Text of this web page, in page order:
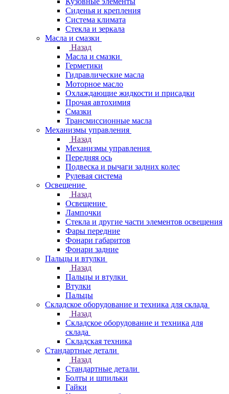
Сиденья и крепления
Система климата
Стекла и зеркала
Масла и смазки
Назад
Масла и смазки
Герметики
Гидравлические масла
Моторное масло
Охлаждающие жидкости и присадки
Прочая автохимия
Смазки
Трансмиссионные масла
Механизмы управления
Назад
Механизмы управления
Передняя ось
Подвеска и рычаги задних колес
Рулевая система
Освещение
Назад
Освещение
Лампочки
Стекла и другие части элементов освещения
Фары передние
Фонари габаритов
Фонари задние
Пальцы и втулки
Назад
Пальцы и втулки
Втулки
Пальцы
Складское оборудование и техника для склада
Назад
Складское оборудование и техника для
склада
Складская техника
Стандартные детали
Назад
Стандартные детали
Болты и шпильки
Гайки